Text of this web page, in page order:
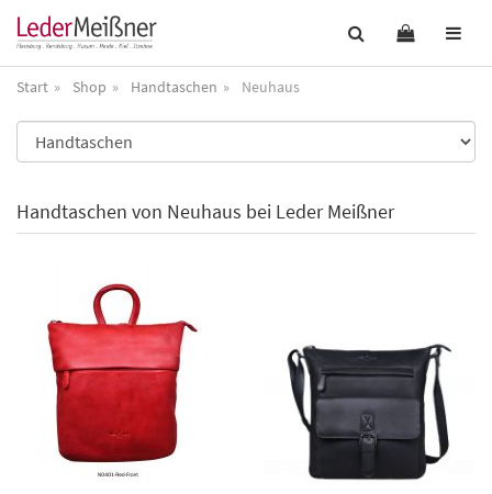
Start Shop Handtaschen Neuhaus
Handtaschen von Neuhaus bei Leder Meißner